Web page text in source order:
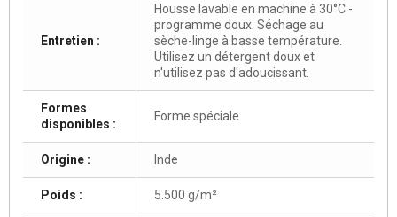
Entretien :
Housse lavable en machine à 30°C -
programme doux. Séchage au
sèche-linge à basse température.
Utilisez un détergent doux et
n'utilisez pas d'adoucissant.
Formes
disponibles :
Forme spéciale
Origine : Inde
Poids : 5.500 g/m²